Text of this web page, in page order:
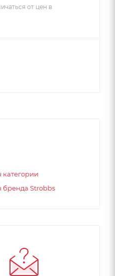
от цен в
категории
бренда Strobbs